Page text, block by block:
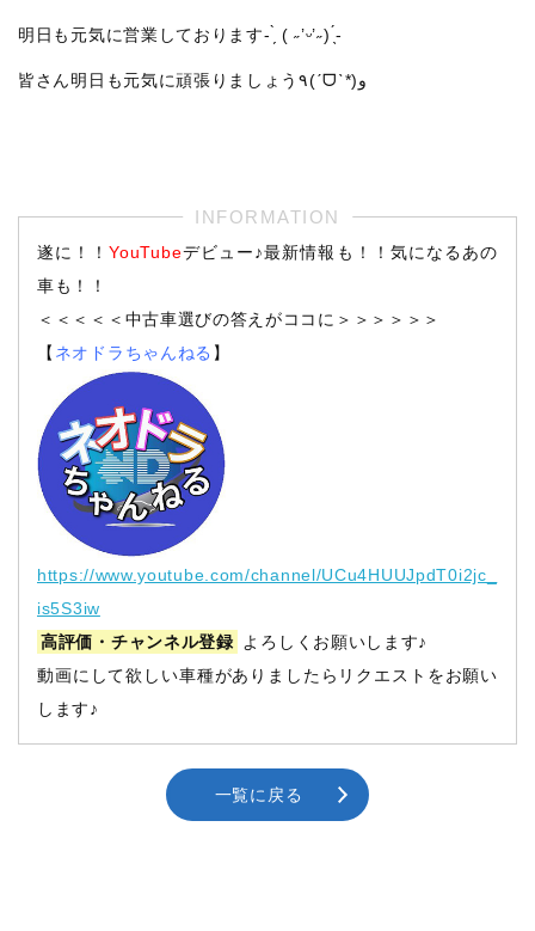
明日も元気に営業しております- ̗̀ ( ˶’ᵕ’˶) ̖́-
皆さん明日も元気に頑張りましょう٩(ˊᗜˋ*)و
遂に！！YouTubeデビュー♪最新情報も！！気になるあの
車も！！
＜＜＜＜＜中古車選びの答えがココに＞＞＞＞＞＞
【 ネオドラちゃんねる 】
https://www.youtube.com/channel/UCu4HUUJpdT0i2jc_
is5S3iw
高評価・チャンネル登録
よろしくお願いします♪
動画にして欲しい車種がありましたらリクエストをお願い
します♪
一覧に戻る